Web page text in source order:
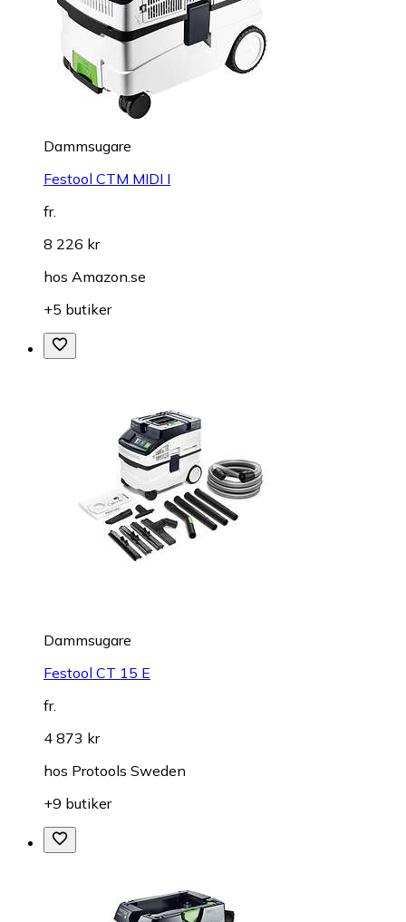
Dammsugare
Festool CTM MIDI I
fr.
8 226 kr
hos Amazon.se
+5 butiker
Dammsugare
Festool CT 15 E
fr.
4 873 kr
hos Protools Sweden
+9 butiker